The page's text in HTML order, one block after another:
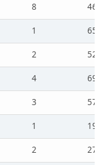
8
46
1
65
2
52
4
69
3
57
1
19
2
27